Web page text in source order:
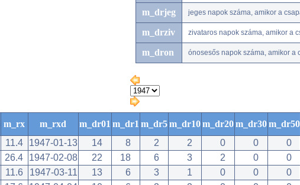
m_drjeg jeges napok száma, amikor a
m_drziv zivataros napok száma, amikor a
m_dron ónosesős napok száma, amikor a
m_rx m_rxd m_dr01 m_dr1 m_dr5 m_dr10 m_dr20 m_dr30 m_dr50
11.4 1947-01-13 14 8 2 2 0 0 0
26.4 1947-02-08 22 18 6 3 2 0 0
11.6 1947-03-11 13 6 3 1 0 0 0